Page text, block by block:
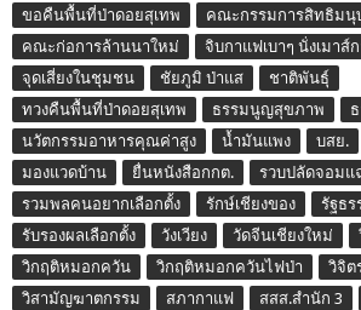
ขอคืนพื้นที่ป่าดอยสุเทพ
คณะกรรมการสิทธิม
คณะก่อการล้านนาใหม่
จิบกาแฟเบาๆ นั่งเมาส์ก
จุดเสี่ยงในชุมชน
ชัยภูมิ ป่าแส
ชาติพันธุ์
ทวงคืนพื้นที่ป่าดอยสุเทพ
ธรรมนูญสุขภาพ
นวัตกรรมอาหารคุณค่าสูง
น้ำมันแพง บสย.
มองแวดบ้าน
ยื่นหนังสือกกต.
รวบปลัดจอมแ
รวมพลคนอยากเลือกตั้ง
รักษ์เชียงของ
รัฐธ
รับรองผลเลือกตั้ง
วังเวียง วัดจีนเชียงใหม่
วิกฤติหมอกควัน
วิกฤติหมอกควันไฟป่า
วิจิต
วิสามัญฆาตกรรม
สภากาแฟ สสส.สำนัก 3